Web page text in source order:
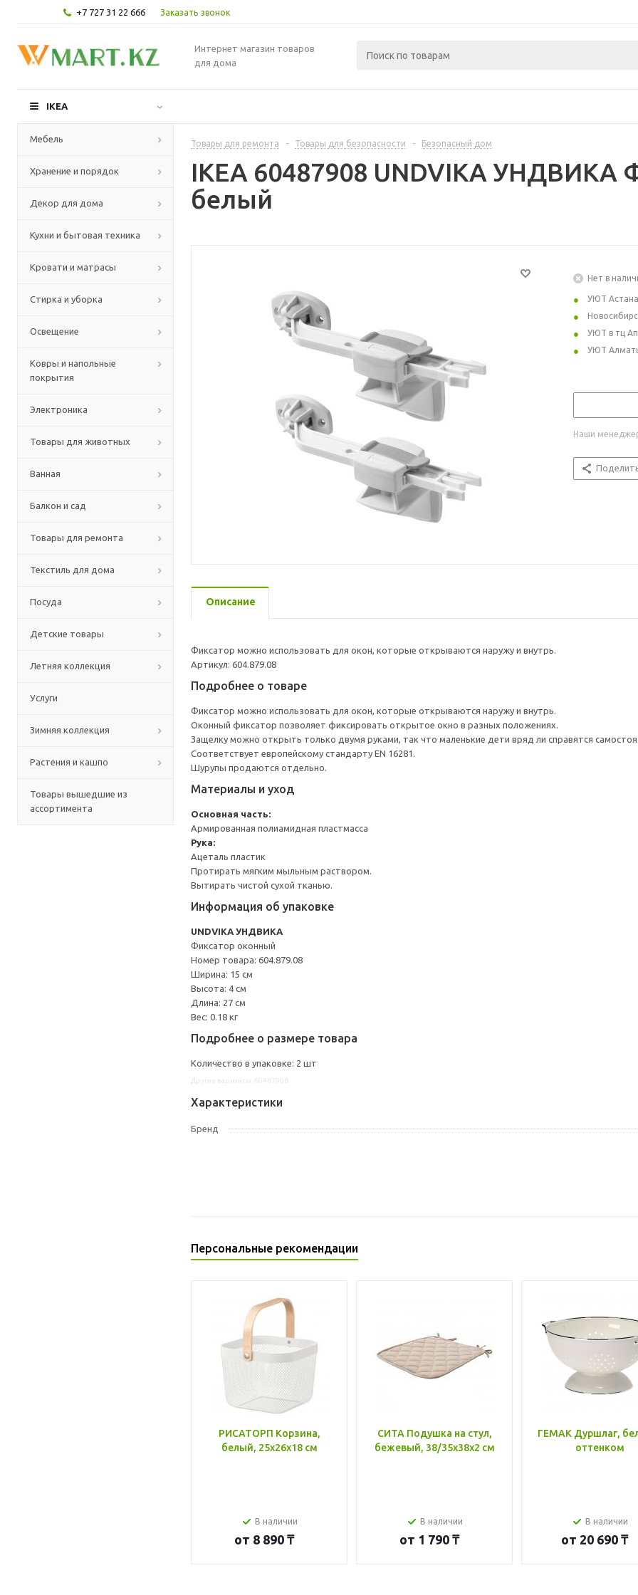
+7 727 31 22 666 Заказать звонок
Интернет магазин товаров
для дома
IKEA
Мебель
Хранение и порядок
Декор для дома
Кухни и бытовая техника
Кровати и матрасы
Стирка и уборка
Освещение
Ковры и напольные
покрытия
Электроника
Товары для животных
Ванная
Балкон и сад
Товары для ремонта
Текстиль для дома
Посуда
Детские товары
Летняя коллекция
Услуги
Зимняя коллекция
Растения и кашпо
Товары вышедшие из
ассортимента
Товары для ремонта - Товары для безопасности - Безопасный дом
IKEA 60487908 UNDVIKA УНДВИКА
белый
Нет в
УЮТ Астана
УЮТ в тц
УЮТ
Наши
Описание
Фиксатор можно использовать для окон, которые открываются наружу и внутрь.
Артикул: 604.879.08
Подробнее о товаре
Фиксатор можно использовать для окон, которые открываются наружу и внутрь.
Оконный фиксатор позволяет фиксировать открытое окно в разных положениях.
Защелку можно открыть только двумя руками, так что маленькие дети вряд ли справятся
Соответствует европейскому стандарту EN 16281.
Шурупы продаются отдельно.
Материалы и уход
Основная часть:
Армированная полиамидная пластмасса
Рука:
Ацеталь пластик
Протирать мягким мыльным раствором.
Вытирать чистой сухой тканью.
Информация об упаковке
UNDVIKA УНДВИКА
Фиксатор оконный
Номер товара: 604.879.08
Ширина: 15 см
Высота: 4 см
Длина: 27 см
Вес: 0.18 кг
Подробнее о размере товара
Количество в упаковке: 2 шт
Характеристики
Бренд
Персональные рекомендации
РИСАТОРП Корзина,
белый, 25x26x18 см
В наличии
от 8 890 ₸
СИТА Подушка на стул,
бежевый, 38/35x38x2 см
В наличии
от 1 790 ₸
ГЕМАК Дуршлаг,
оттенком
В наличии
от 20 690 ₸